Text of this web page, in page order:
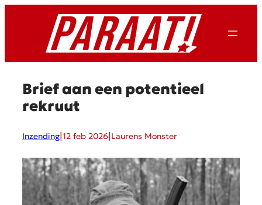
Brief aan een potentieel
rekruut
Inzending 12 feb 2026 Laurens Monster